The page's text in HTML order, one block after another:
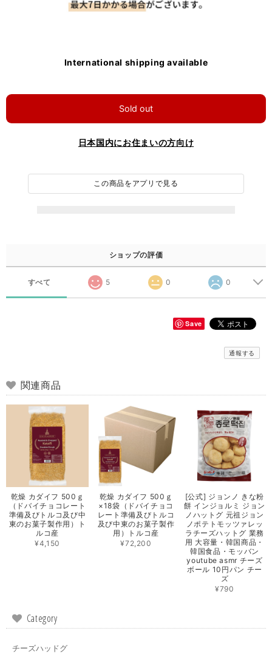
International shipping available
Sold out
日本国内にお住まいの方向け
この商品をアプリで見る
ショップの評価
すべて 5 0 0
Save
通報する
関連商品
乾燥 カダイフ 500ｇ
（ドバイチョコレート
準備及びトルコ及び中
東のお菓子製作用）ト
ルコ産
¥4,150
乾燥 カダイフ 500ｇ
×18袋（ドバイチョコ
レート準備及びトルコ
及び中東のお菓子製作
用）トルコ産
¥72,200
[公式] ジョンノ きな粉
餅 インジョルミ ジョン
ノハットグ 元祖ジョン
ノポテトモッツァレッ
ラチーズハットグ 業務
用 大容量・韓国商品・
韓国食品・モッバン
youtube asmr チーズ
ボール 10円パン チー
ズ
¥790
Category
チーズハッドグ